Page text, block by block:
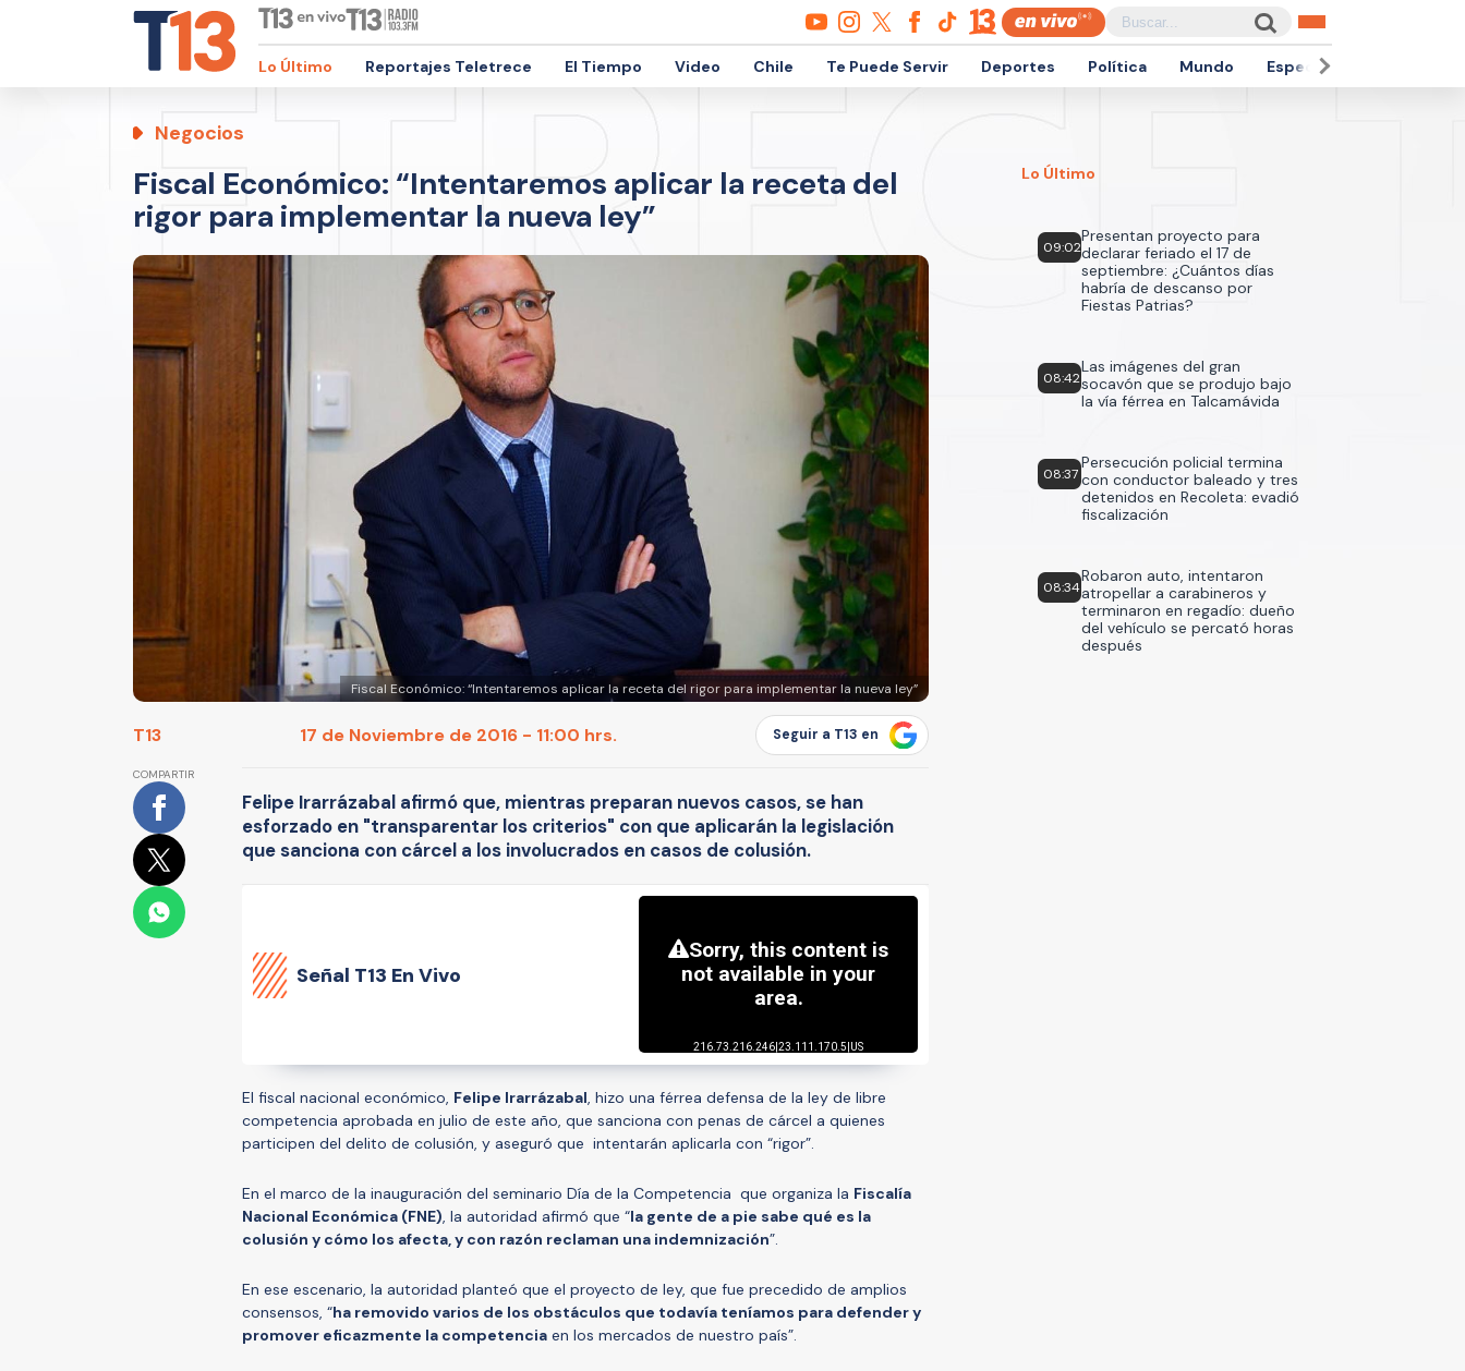
Lo Último Reportajes Teletrece El Tiempo Video Chile Te Puede Servir Deportes Política Mundo Espectáculos
Negocios
Fiscal Económico: “Intentaremos aplicar la receta del
rigor para implementar la nueva ley”
Fiscal Económico: “Intentaremos aplicar la receta del rigor para implementar la nueva ley”
T13 17 de Noviembre de 2016 - 11:00 hrs. Seguir a T13 en
COMPARTIR
Felipe Irarrázabal afirmó que, mientras preparan nuevos casos, se han
esforzado en "transparentar los criterios" con que aplicarán la legislación
que sanciona con cárcel a los involucrados en casos de colusión.
Señal T13 En Vivo
El fiscal nacional económico, Felipe Irarrázabal, hizo una férrea defensa de la ley de libre
competencia aprobada en julio de este año, que sanciona con penas de cárcel a quienes
participen del delito de colusión, y aseguró que intentarán aplicarla con “rigor”.
En el marco de la inauguración del seminario Día de la Competencia que organiza la Fiscalía
Nacional Económica (FNE), la autoridad afirmó que “la gente de a pie sabe qué es la
colusión y cómo los afecta, y con razón reclaman una indemnización”.
En ese escenario, la autoridad planteó que el proyecto de ley, que fue precedido de amplios
consensos, “ha removido varios de los obstáculos que todavía teníamos para defender y
promover eficazmente la competencia en los mercados de nuestro país”.
Lo Último
09:02
Presentan proyecto para
declarar feriado el 17 de
septiembre: ¿Cuántos días
habría de descanso por
Fiestas Patrias?
08:42
Las imágenes del gran
socavón que se produjo bajo
la vía férrea en Talcamávida
08:37
Persecución policial termina
con conductor baleado y tres
detenidos en Recoleta: evadió
fiscalización
08:34
Robaron auto, intentaron
atropellar a carabineros y
terminaron en regadío: dueño
del vehículo se percató horas
después